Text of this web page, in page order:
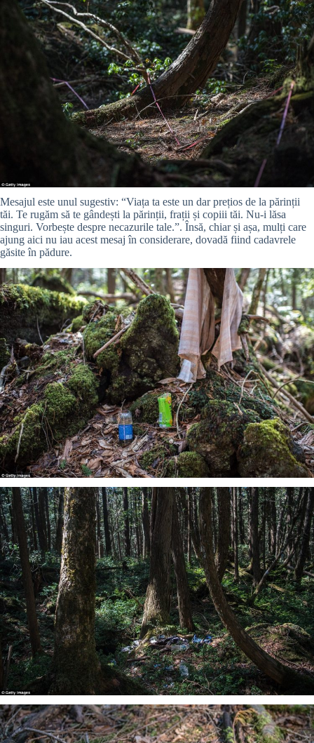
Mesajul este unul sugestiv: “Viața ta este un dar prețios de la părinții
tăi. Te rugăm să te gândești la părinții, frații și copiii tăi. Nu-i lăsa
singuri. Vorbește despre necazurile tale.”. Însă, chiar și așa, mulți care
ajung aici nu iau acest mesaj în considerare, dovadă fiind cadavrele
găsite în pădure.